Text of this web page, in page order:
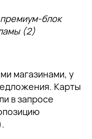
блок
(2)
магазинами, у
Карты
в запросе